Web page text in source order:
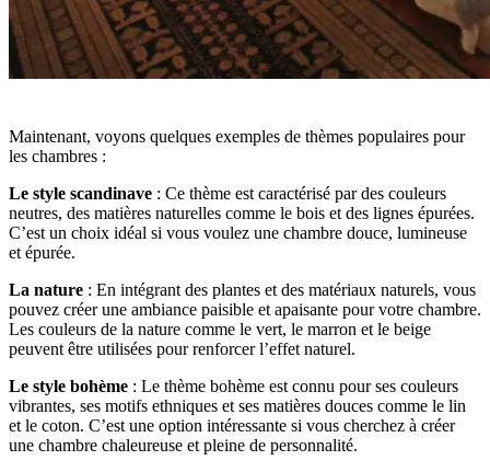
Maintenant, voyons quelques exemples de thèmes populaires pour
les chambres :
Le style scandinave : Ce thème est caractérisé par des couleurs
neutres, des matières naturelles comme le bois et des lignes épurées.
C’est un choix idéal si vous voulez une chambre douce, lumineuse
et épurée.
La nature : En intégrant des plantes et des matériaux naturels, vous
pouvez créer une ambiance paisible et apaisante pour votre chambre.
Les couleurs de la nature comme le vert, le marron et le beige
peuvent être utilisées pour renforcer l’effet naturel.
Le style bohème : Le thème bohème est connu pour ses couleurs
vibrantes, ses motifs ethniques et ses matières douces comme le lin
et le coton. C’est une option intéressante si vous cherchez à créer
une chambre chaleureuse et pleine de personnalité.